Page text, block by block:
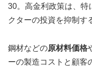
30。高金利政策は、特
クターの投資を抑制す
鋼材などの原材料価格
ーの製造コストと顧客